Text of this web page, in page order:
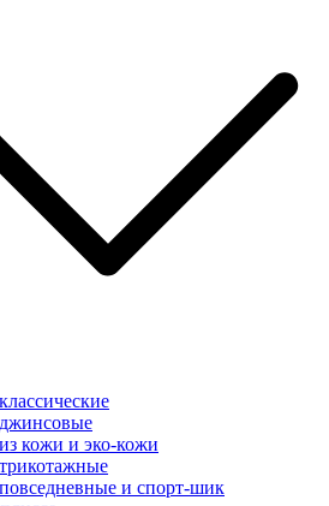
кожи и эко-кожи
и спорт-шик